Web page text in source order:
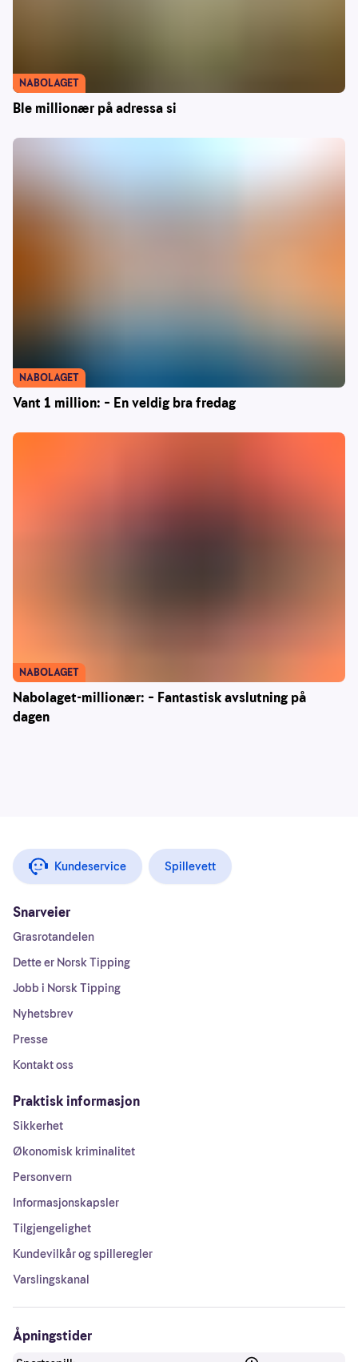
Ble millionær på adressa si
NABOLAGET
Vant 1 million: – En veldig bra fredag
NABOLAGET
Nabolaget-millionær: – Fantastisk avslutning på
dagen
NABOLAGET
Kundeservice Spillevett
Snarveier
Grasrotandelen
Dette er Norsk Tipping
Jobb i Norsk Tipping
Nyhetsbrev
Presse
Kontakt oss
Praktisk informasjon
Sikkerhet
Økonomisk kriminalitet
Personvern
Informasjonskapsler
Tilgjengelighet
Kundevilkår og spilleregler
Varslingskanal
Åpningstider